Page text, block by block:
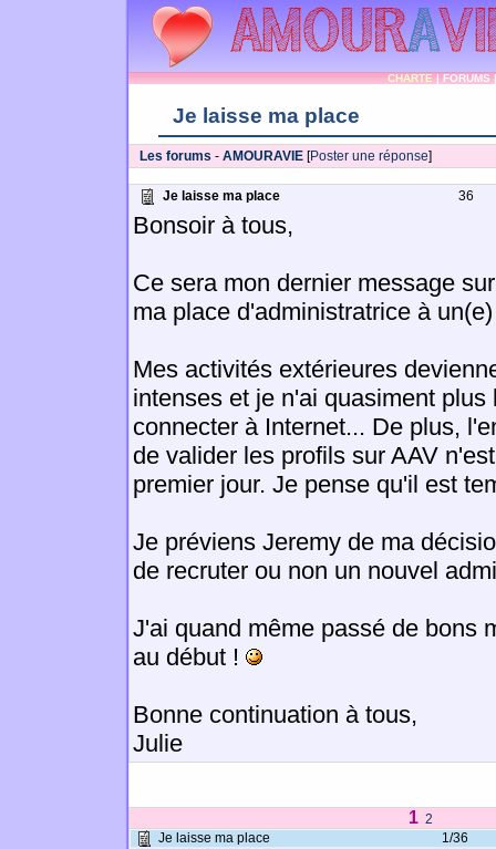
CHARTE|FORUMS
Je laisse ma place
Les forums - AMOURAVIE [Poster une réponse]
Je laisse ma place 36
Bonsoir à tous,
Ce sera mon dernier message
ma place d'administratrice à
Mes activités extérieures
intenses et je n'ai quasiment plus
connecter à Internet... De plus,
de valider les profils sur AAV
premier jour. Je pense qu'il est
Je préviens Jeremy de ma
de recruter ou non un nouvel
J'ai quand même passé de bons
au début !
Bonne continuation à tous,
Julie
1 2
Je laisse ma place
1/36